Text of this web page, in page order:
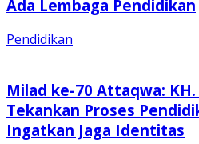
Ada Lembaga Pendidikan
Pendidikan
Milad ke-70 Attaqwa:
Tekankan Proses
Ingatkan Jaga Identitas